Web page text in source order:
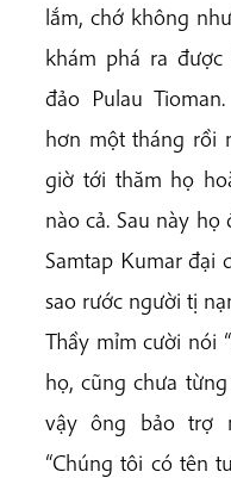
lắm, chớ không
khám phá ra
đảo Pulau
hơn một tháng rồi
giờ tới thăm họ
nào cả. Sau này
Samtap Kumar đại
sao rước người tị
Thầy mỉm cười nói
họ, cũng chưa
vậy ông bảo trợ
“Chúng tôi có tên